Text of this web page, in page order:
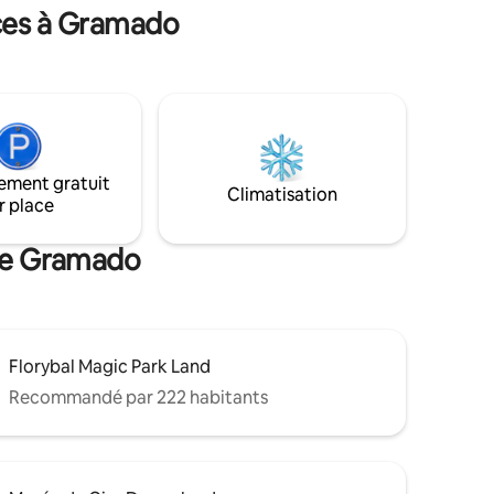
les
région. À seulement 14 km du centre-
à Gramado
gratuit
place
Climatisation
Gramado
Florybal Magic Park Land
Recommandé par 222 habitants